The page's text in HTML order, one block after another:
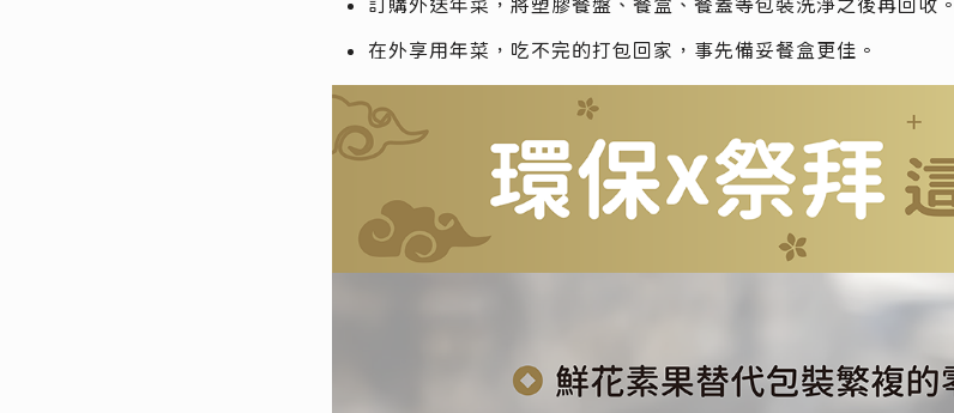
在外享用年菜，吃不完的打包回家，事先備妥餐盒更佳。